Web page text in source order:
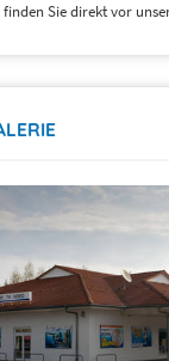
Sie direkt vor